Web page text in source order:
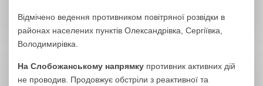
Відмічено ведення противником повітряної розвідки в
районах населених пунктів Олександрівка, Сергіївка,
Володимирівка.
На Слобожанському напрямку противник активних дій
не проводив. Продовжує обстріли з реактивної та